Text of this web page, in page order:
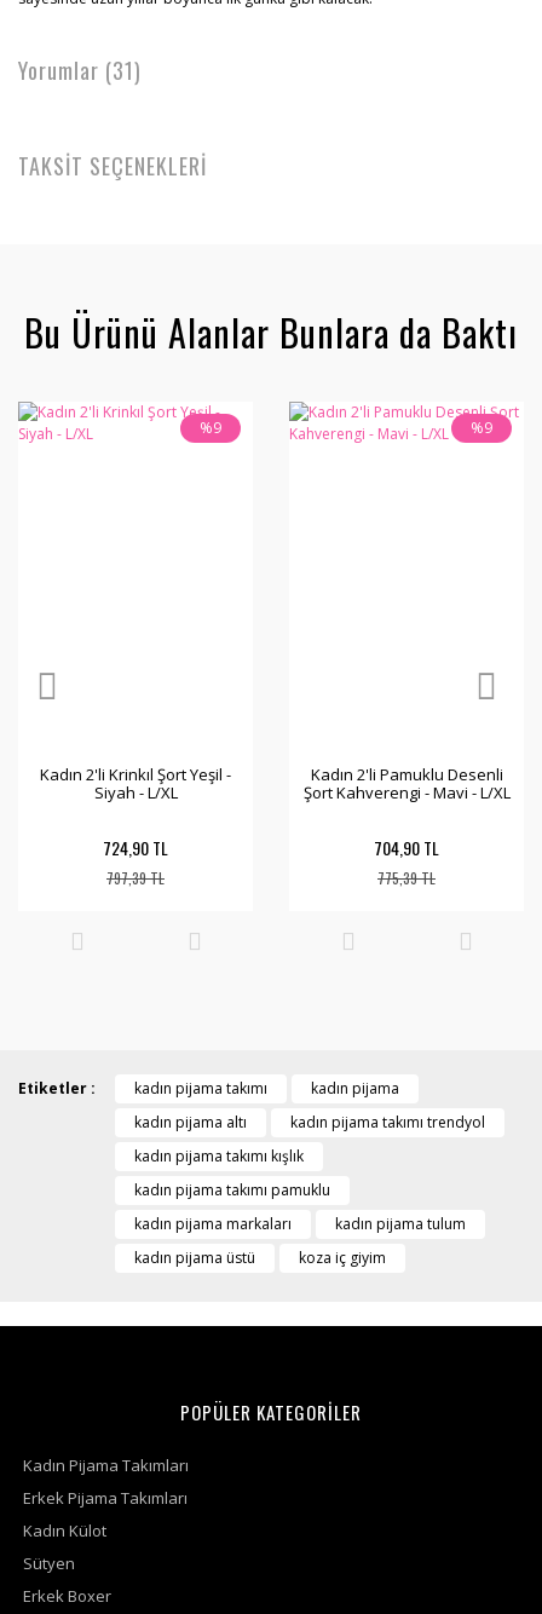
Yorumlar (31)
TAKSİT SEÇENEKLERİ
Bu Ürünü Alanlar Bunlara da Baktı
%9
Kadın 2'li Krinkıl Şort Yeşil -
Siyah - L/XL
724,90 TL
797,39 TL
%9
Kadın 2'li Pamuklu Desenli
Şort Kahverengi - Mavi - L/XL
704,90 TL
775,39 TL
Etiketler : kadın pijama takımı
kadın pijama
kadın pijama altı
kadın pijama takımı trendyol
kadın pijama takımı kışlık
kadın pijama takımı pamuklu
kadın pijama markaları
kadın pijama tulum
kadın pijama üstü
koza iç giyim
POPÜLER KATEGORİLER
Kadın Pijama Takımları
Erkek Pijama Takımları
Kadın Külot
Sütyen
Erkek Boxer